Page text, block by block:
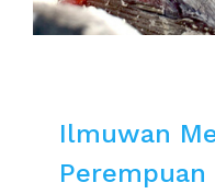
Ilmuwan
Perempuan